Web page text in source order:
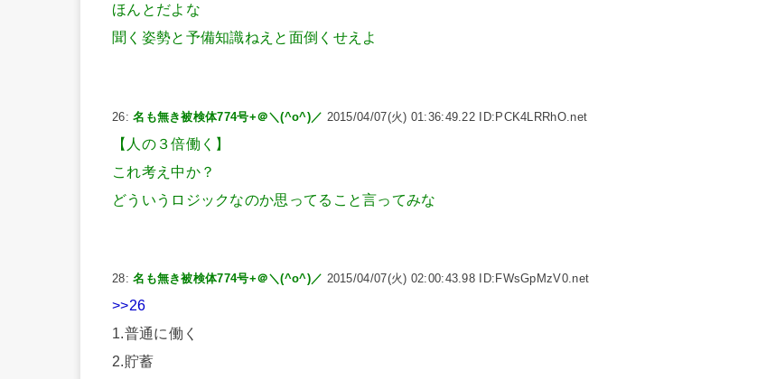
ほんとだよな
聞く姿勢と予備知識ねえと面倒くせえよ
26:名も無き被検体774号+＠＼(^o^)／ 2015/04/07(火) 01:36:49.22 ID:PCK4LRRhO.net
【人の３倍働く】
これ考え中か？
どういうロジックなのか思ってること言ってみな
28:名も無き被検体774号+＠＼(^o^)／ 2015/04/07(火) 02:00:43.98 ID:FWsGpMzV0.net
>>26
1.普通に働く
2.貯蓄